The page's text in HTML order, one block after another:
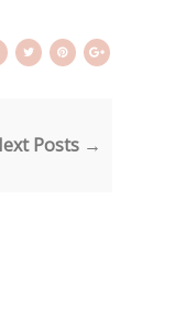
Posts →